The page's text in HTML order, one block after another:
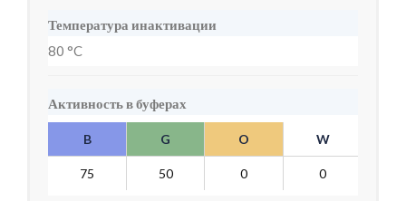
Температура инактивации
80 °C
Активность в буферах
B G O W
75 50 0 0